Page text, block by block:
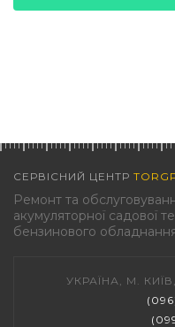
СЕРВІСНИЙ ЦЕНТР
Ремонт та
акумуляторної садової
бензинового
УКРАЇНА, М.